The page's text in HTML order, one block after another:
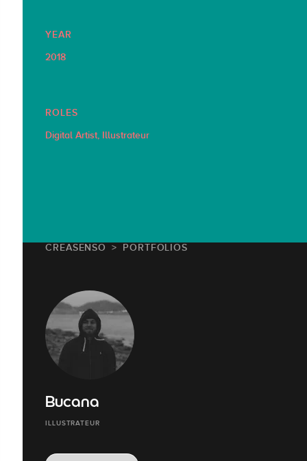
YEAR
2018
ROLES
Digital Artist, Illustrateur
CREASENSO PORTFOLIOS
Bucana
ILLUSTRATEUR